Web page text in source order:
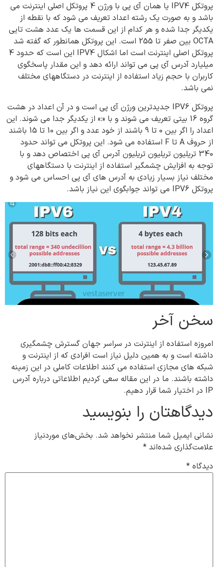
پروتکل IPV4 یا همان آی پی با ورژن 4 پروتکل اصلی اینترنت می
باشد و به صورت یک رشته اعداد تعریف می شود که با نقطه از
یکدیگر جدا شده و هر کدام از این قسمت ها یک عدد هشت تایی
OCTA بین صفر تا 255 است. این پروتکل همانطور که گفته شد
پروتکل اصلی اینترنت است اما اشکال IPV4 این است که حدود 4
میلیارد آدرس آی پی می تواند ارائه دهد و این مقدار پاسخگوی
کاربران با حجم زیاد استفاده از اینترنت در دستگاههای مختلف
نمی باشد.
پروتکل IPV6 جدیدترین ورژن آی پی است و در آن اعداد در هشت
گروه 16 بیتی تعریف می شوند و با «:» از یکدیگر جدا می شوند. این
اعداد را اگر بین 0 تا 9 باشند از خود عدد و اگر بین 10 تا 15 باشند
از حروف A تا F استفاده می شود. این پروتکل می تواند حدود
340 تریلیون تریلیون تریلیون آدرس آی پی اختصاص دهد و با
توجه به افزایش چشمگیر استفاده از اینترنت با دستگاههای
مختلف نیاز بسیار زیادی به آدرس های آی پی احساس می شود و
پروتکل IPV6 می تواند جوابگوی این نیاز باشد.
سخن آخر
امروزه استفاده از اینترنت در سراسر جهان گسترش چشمگیری
داشته است و به همین دلیل نیاز است افرادی که از اینترنت و
شبکه های مجازی استفاده می کنند اطلاعات کاملی در این زمینه
داشته باشند. ما در این مقاله سعی کردیم اطلاعاتی درباره آدرس
IP در اختیار شما قرار دهیم.
دیدگاهتان را بنویسید
نشانی ایمیل شما منتشر نخواهد شد. بخش‌های موردنیاز
علامت‌گذاری شده‌اند *
دیدگاه *